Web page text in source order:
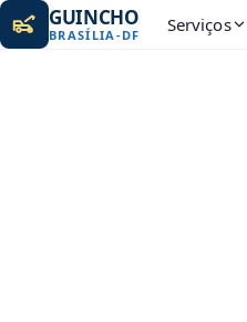
GUINCHO
BRASÍLIA-DF Serviços